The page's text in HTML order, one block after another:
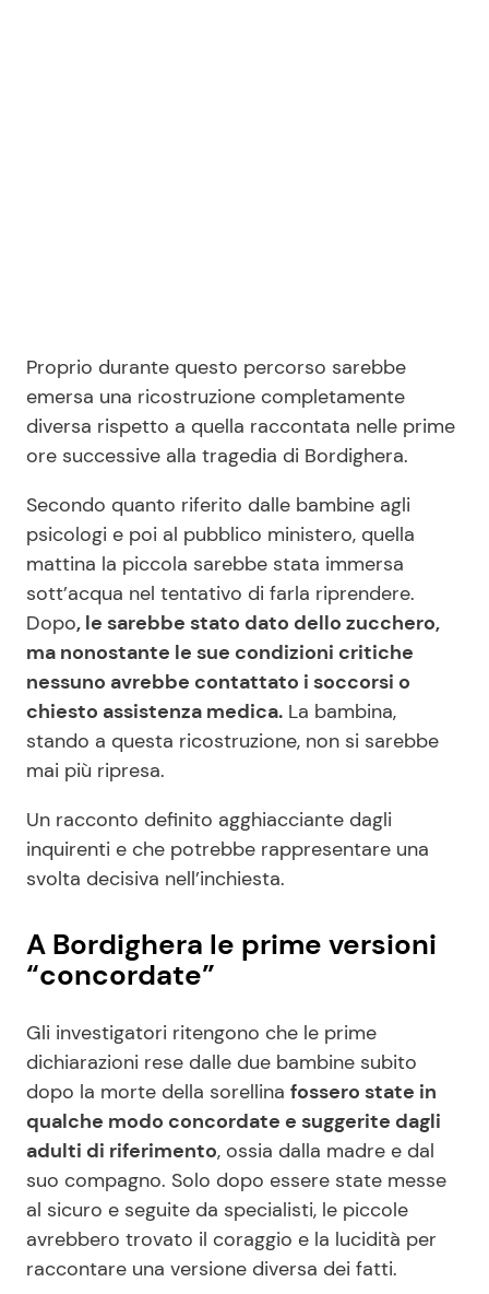
Proprio durante questo percorso sarebbe
emersa una ricostruzione completamente
diversa rispetto a quella raccontata nelle prime
ore successive alla tragedia di Bordighera.
Secondo quanto riferito dalle bambine agli
psicologi e poi al pubblico ministero, quella
mattina la piccola sarebbe stata immersa
sott’acqua nel tentativo di farla riprendere.
Dopo, le sarebbe stato dato dello zucchero,
ma nonostante le sue condizioni critiche
nessuno avrebbe contattato i soccorsi o
chiesto assistenza medica. La bambina,
stando a questa ricostruzione, non si sarebbe
mai più ripresa.
Un racconto definito agghiacciante dagli
inquirenti e che potrebbe rappresentare una
svolta decisiva nell’inchiesta.
A Bordighera le prime versioni
“concordate”
Gli investigatori ritengono che le prime
dichiarazioni rese dalle due bambine subito
dopo la morte della sorellina fossero state in
qualche modo concordate e suggerite dagli
adulti di riferimento, ossia dalla madre e dal
suo compagno. Solo dopo essere state messe
al sicuro e seguite da specialisti, le piccole
avrebbero trovato il coraggio e la lucidità per
raccontare una versione diversa dei fatti.